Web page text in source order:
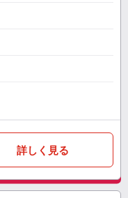
詳しく見る